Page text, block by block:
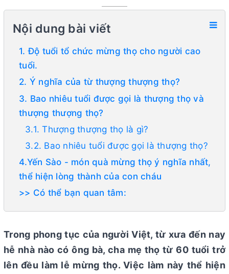
Nội dung bài viết
1. Độ tuổi tổ chức mừng thọ cho người cao
tuổi.
2. Ý nghĩa của từ thượng thượng thọ?
3. Bao nhiêu tuổi được gọi là thượng thọ và
thượng thượng thọ?
3.1. Thượng thượng thọ là gì?
3.2. Bao nhiêu tuổi được gọi là thượng thọ?
4.Yến Sào - món quà mừng thọ ý nghĩa nhất,
thể hiện lòng thành của con cháu
>> Có thể bạn quan tâm:
Trong phong tục của người Việt, từ xưa đến nay
hễ nhà nào có ông bà, cha mẹ thọ từ 60 tuổi trở
lên đều làm lễ mừng thọ. Việc làm này thể hiện